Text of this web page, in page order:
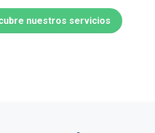
nuestros servicios